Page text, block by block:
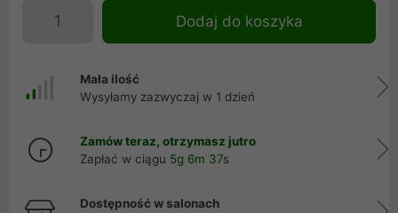
Dodaj do koszyka
Mała ilość
Wysyłamy zazwyczaj w 1 dzień
Zamów teraz, otrzymasz jutro
Zapłać w ciągu 5g 6m 37s
Dostępność w salonach